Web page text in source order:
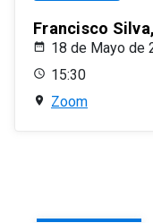
Francisco
18 de Mayo de
15:30
Zoom